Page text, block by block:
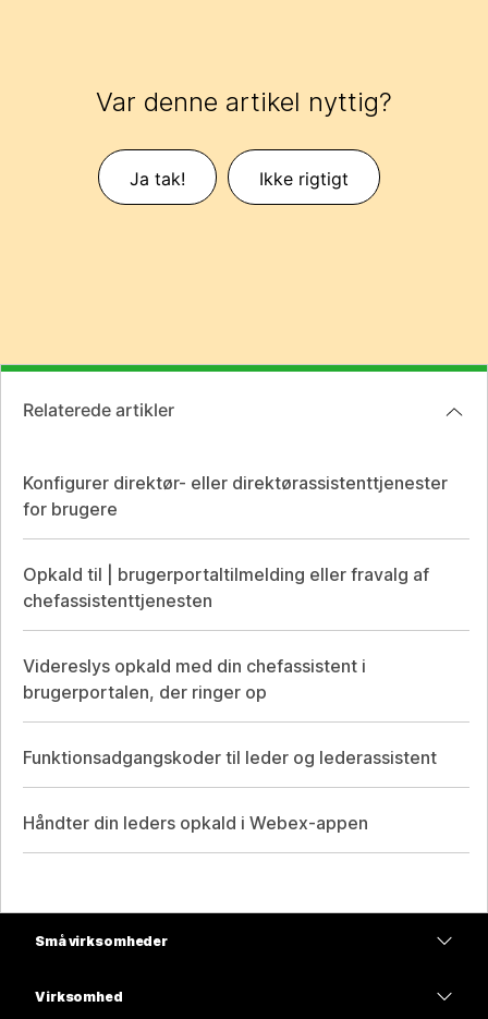
Var denne artikel nyttig?
Ja tak! Ikke rigtigt
Relaterede artikler
Konfigurer direktør- eller direktørassistenttjenester
for brugere
Opkald til | brugerportaltilmelding eller fravalg af
chefassistenttjenesten
Videreslys opkald med din chefassistent i
brugerportalen, der ringer op
Funktionsadgangskoder til leder og lederassistent
Håndter din leders opkald i Webex-appen
Små virksomheder
Virksomhed